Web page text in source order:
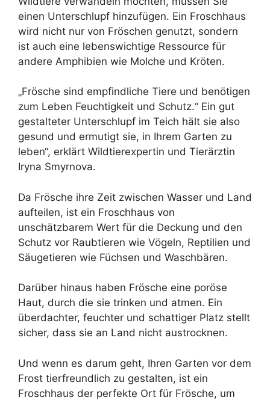
einen Unterschlupf hinzufügen. Ein Froschhaus
wird nicht nur von Fröschen genutzt, sondern
ist auch eine lebenswichtige Ressource für
andere Amphibien wie Molche und Kröten.
„Frösche sind empfindliche Tiere und benötigen
zum Leben Feuchtigkeit und Schutz.“ Ein gut
gestalteter Unterschlupf im Teich hält sie also
gesund und ermutigt sie, in Ihrem Garten zu
leben“, erklärt Wildtierexpertin und Tierärztin
Iryna Smyrnova.
Da Frösche ihre Zeit zwischen Wasser und Land
aufteilen, ist ein Froschhaus von
unschätzbarem Wert für die Deckung und den
Schutz vor Raubtieren wie Vögeln, Reptilien und
Säugetieren wie Füchsen und Waschbären.
Darüber hinaus haben Frösche eine poröse
Haut, durch die sie trinken und atmen. Ein
überdachter, feuchter und schattiger Platz stellt
sicher, dass sie an Land nicht austrocknen.
Und wenn es darum geht, Ihren Garten vor dem
Frost tierfreundlich zu gestalten, ist ein
Froschhaus der perfekte Ort für Frösche, um